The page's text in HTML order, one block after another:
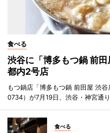
食べる
渋谷に「博多もつ鍋 前
都内2号店
もつ鍋店「博多もつ鍋 前田屋 渋
0734）が7月19日、渋谷・神宮通り
食べる